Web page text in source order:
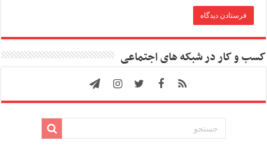
کسب و کار در شبکه های اجتماعی